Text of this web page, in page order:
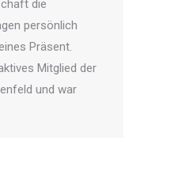
die
persönlich
Präsent.
Mitglied der
und war